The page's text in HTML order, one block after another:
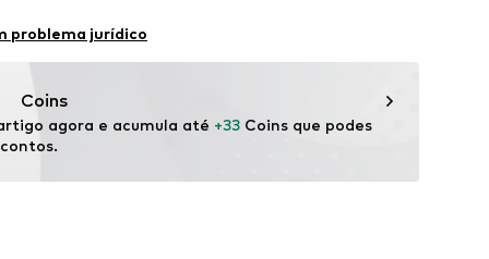
problema jurídico
Coins
agora e acumula até +33 Coins que podes